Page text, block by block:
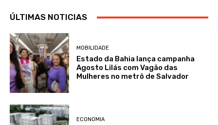
ÚLTIMAS NOTICIAS
MOBILIDADE
Estado da Bahia lança campanha
Agosto Lilás com Vagão das
Mulheres no metrô de Salvador
ECONOMIA